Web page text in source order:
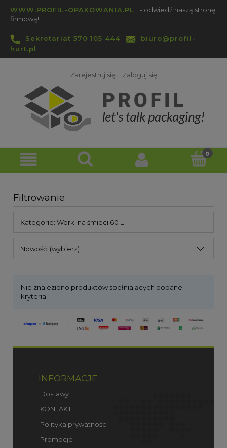
WWW.PROFIL-OPAKOWANIA.PL
- odwiedź naszą stronę
firmową!
Sekretariat 570 105 444
biuro@profil-
hurt.pl
Zarejestruj się Zaloguj się
Filtrowanie
Kategorie: Worki na śmieci 60 L
Nowość: (wybierz)
Nie znaleziono produktów spełniających podane
kryteria.
INFORMACJE
Dostawy
KONTAKT
Polityka prywatności
Promocje